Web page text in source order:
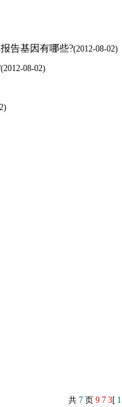
告基因有哪些?(2012-08-02)
(2012-08-02)
共 7页 9 7 3[ 1